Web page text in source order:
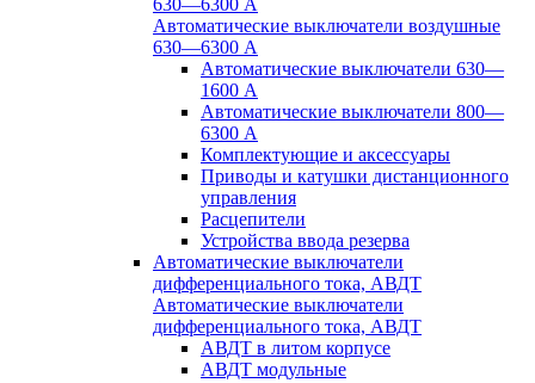
630—6300 А
Автоматические выключатели воздушные
630—6300 А
Автоматические выключатели 630—
1600 А
Автоматические выключатели 800—
6300 А
Комплектующие и аксессуары
Приводы и катушки дистанционного
управления
Расцепители
Устройства ввода резерва
Автоматические выключатели
дифференциального тока, АВДТ
Автоматические выключатели
дифференциального тока, АВДТ
АВДТ в литом корпусе
АВДТ модульные